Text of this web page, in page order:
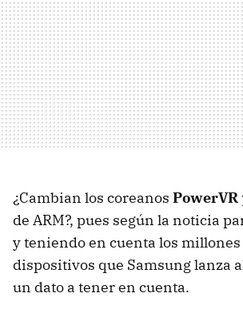
¿Cambian los coreanos PowerVR
de ARM?, pues según la noticia
y teniendo en cuenta los millones
dispositivos que Samsung lanza
un dato a tener en cuenta.